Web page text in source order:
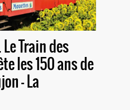
Train des
les 150 ans de
– La